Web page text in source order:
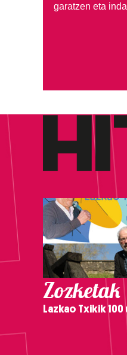
garatzen eta
Zozketak
Lazkao Txikik 100